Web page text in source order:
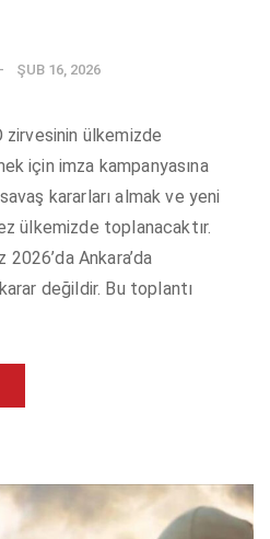
ŞUB 16, 2026
zirvesinin ülkemizde
için imza kampanyasına
kararları almak ve yeni
ülkemizde toplanacaktır.
Ankara’da
değildir. Bu toplantı